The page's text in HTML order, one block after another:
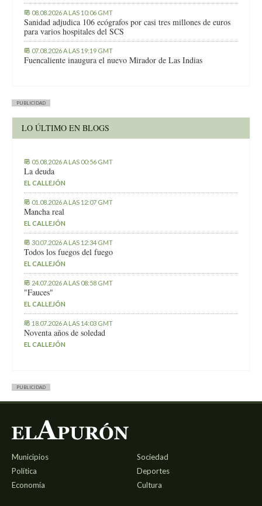
08.08.2026 A LAS 10:06 GMT
Sanidad adjudica 106 ecógrafos por casi tres millones de euros
para varios hospitales del SCS
07.08.2026 A LAS 19:19 GMT
Fuencaliente inaugura el nuevo Mirador de Las Indias
PUBLICIDAD
LO ÚLTIMO EN BLOGS
05.08.2026 A LAS 00:56 GMT
La deuda
EL CALLEJÓN
01.08.2026 A LAS 12:07 GMT
Mancha real
EL CALLEJÓN
30.07.2026 A LAS 12:34 GMT
Todos los fuegos del fuego
EL CALLEJÓN
24.07.2026 A LAS 08:58 GMT
"Fauces"
EL CALLEJÓN
18.07.2026 A LAS 14:03 GMT
Noventa años de soledad
EL CALLEJÓN
PUBLICIDAD
Municipios
Política
Economía
Sociedad
Deportes
Cultura